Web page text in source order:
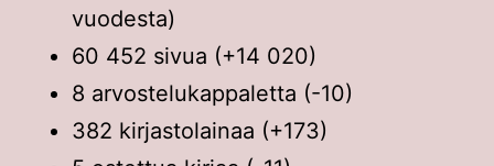
vuodesta)
60 452 sivua (+14 020)
8 arvostelukappaletta (-10)
382 kirjastolainaa (+173)